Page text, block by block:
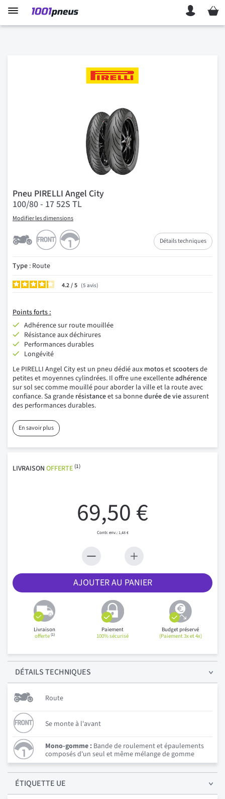
Mon
Pneu PIRELLI Angel City
100/80 - 17 52S TL
Modifier les dimensions
Détails techniques
Type : Route
4.2/ 5 avis
Pointsforts :
Adhérence sur route mouillée
Résistance aux déchirures
Performances durables
Longévité
Le PIRELLI Angel City est un pneu dédié aux motosetscootersde
petites et moyennes cylindrées. Il offre une excellenteadhérence
sur sol sec comme mouillé pour aborder la ville et la route avec
confiance. Sa grande résistanceet sa bonnedurée de vieassurent
des performances durables.
En savoir plus
LIVRAISON OFFERTE (1)
69,50 €
1,48 €
AJOUTER AU PANIER
Livraison
offerte(1)
Paiement
100% sécurisé
Budget préservé
(Paiement 3x et 4x)
DÉTAILSTECHNIQUES
Route
Se monte à l'avant
Mono-gomme : Bande de roulement et épaulements
composés d'un seul et même mélange de gomme
ÉTIQUETTE UE